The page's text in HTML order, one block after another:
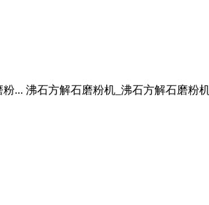
沸石方解石磨粉机_沸石方解石磨粉